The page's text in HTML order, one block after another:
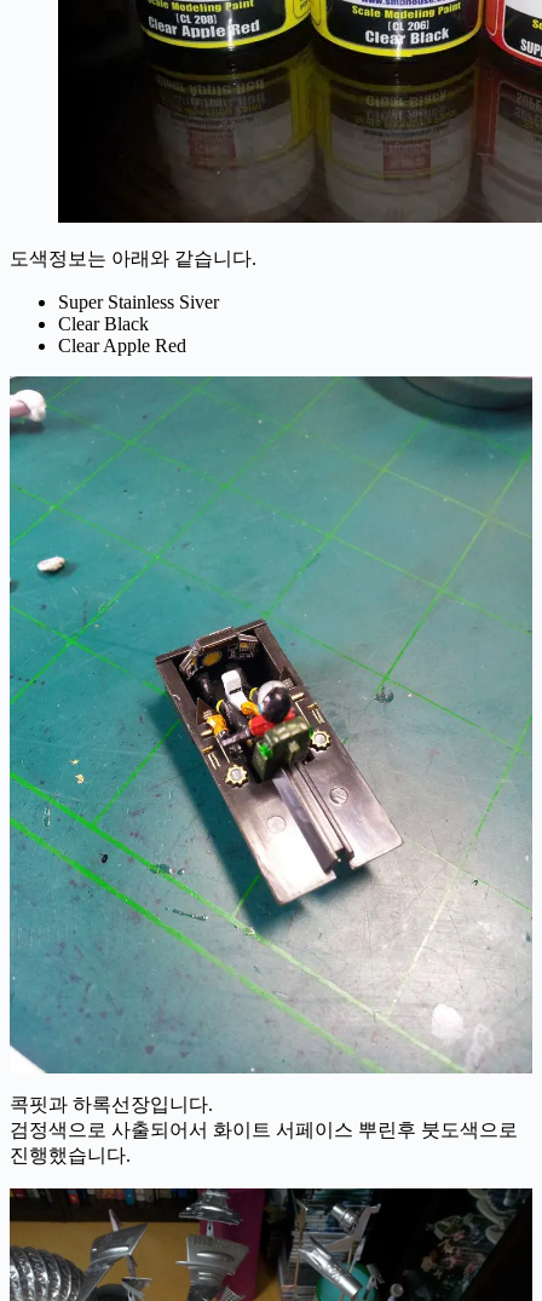
도색정보는 아래와 같습니다.
Super Stainless Siver
Clear Black
Clear Apple Red
콕핏과 하록선장입니다.
검정색으로 사출되어서 화이트 서페이스 뿌린후 붓도색으로
진행했습니다.